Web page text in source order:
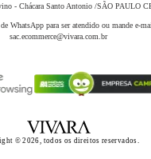
- Chácara Santo Antonio /SÃO PAULO
WhatsApp para ser atendido ou mande e-
sac.ecommerce@vivara.com.br
© 2026, todos os direitos reservados.